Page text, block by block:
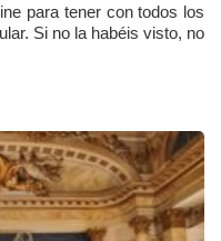
para tener con todos los
Si no la habéis visto, no